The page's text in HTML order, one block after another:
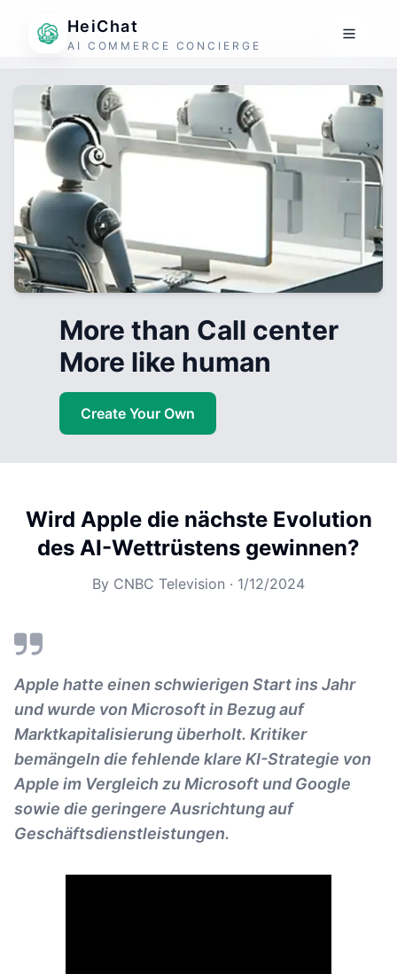
HeiChat
AI COMMERCE CONCIERGE
More than Call center
More like human
Create Your Own
Wird Apple die nächste Evolution
des AI-Wettrüstens gewinnen?
By CNBC Television · 1/12/2024
Apple hatte einen schwierigen Start ins Jahr
und wurde von Microsoft in Bezug auf
Marktkapitalisierung überholt. Kritiker
bemängeln die fehlende klare KI-Strategie von
Apple im Vergleich zu Microsoft und Google
sowie die geringere Ausrichtung auf
Geschäftsdienstleistungen.